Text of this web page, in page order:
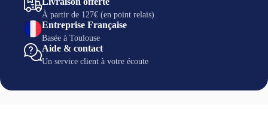
À partir de 127€ (en point relais)
Entreprise Française
Basée à Toulouse
Aide & contact
Un service client à votre écoute